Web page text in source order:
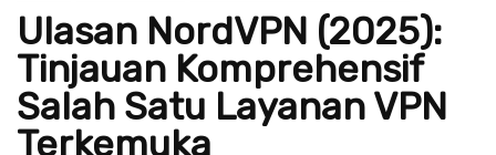
Ulasan NordVPN (2025):
Tinjauan Komprehensif
Salah Satu Layanan VPN
Terkemuka